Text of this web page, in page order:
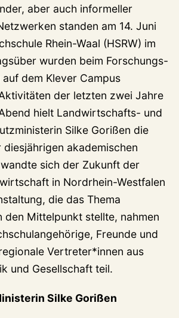
aber auch informeller
standen am 14. Juni
Rhein-Waal (HSRW) im
wurden beim Forschungs-
dem Klever Campus
der letzten zwei Jahre
hielt Landwirtschafts- und
Silke Gorißen die
diesjährigen akademischen
sich der Zukunft der
in Nordrhein-Westfalen
die das Thema
den Mittelpunkt stellte, nahmen
Freunde und
Vertreter*innen aus
und Gesellschaft teil.
Silke Gorißen